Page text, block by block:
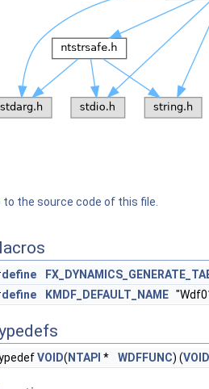
to the source code of this file.
define
define KMDF_DEFAULT_NAME
VOID( NTAPI * WDFFUNC) (VOID